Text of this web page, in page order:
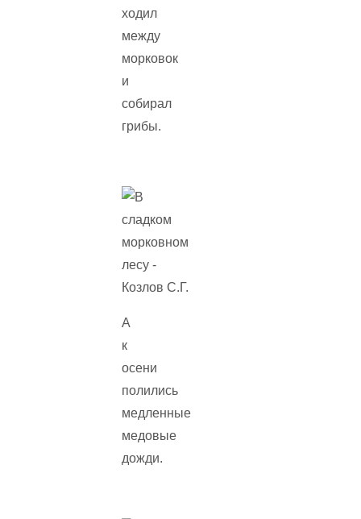
ходил
между
морковок
и
собирал
грибы.
А
к
осени
полились
медленные
медовые
дожди.